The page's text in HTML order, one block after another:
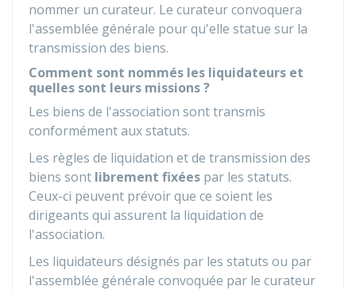
nommer un curateur. Le curateur convoquera
l'assemblée générale pour qu'elle statue sur la
transmission des biens.
Comment sont nommés les liquidateurs et
quelles sont leurs missions ?
Les biens de l'association sont transmis
conformément aux statuts.
Les règles de liquidation et de transmission des
biens sont librement fixées par les statuts.
Ceux-ci peuvent prévoir que ce soient les
dirigeants qui assurent la liquidation de
l'association.
Les liquidateurs désignés par les statuts ou par
l'assemblée générale convoquée par le curateur